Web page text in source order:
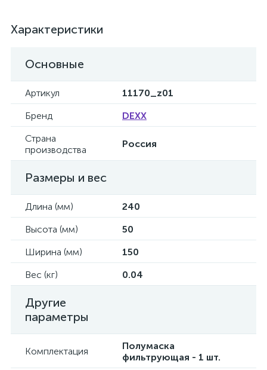
Характеристики
Основные
Артикул
11170_z01
Бренд
DEXX
Страна
производства
Россия
Размеры и вес
Длина (мм)
240
Высота (мм)
50
Ширина (мм)
150
Вес (кг)
0.04
Другие
параметры
Комплектация
Полумаска
фильтрующая - 1 шт.